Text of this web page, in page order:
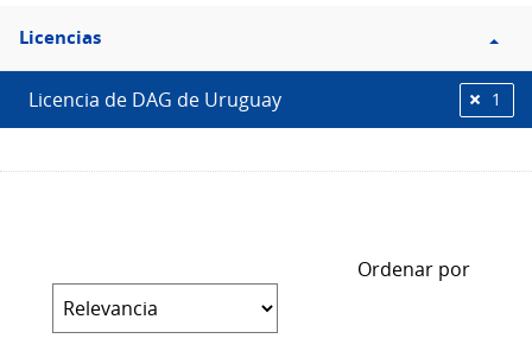
Filtro
Licencias
Licencias
Licencia de DAG de Uruguay 1
Ordenar por